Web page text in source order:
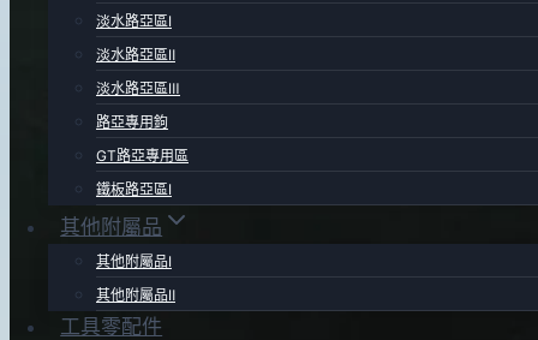
淡水路亞區Ⅰ
淡水路亞區Ⅱ
淡水路亞區Ⅲ
路亞專用鉤
GT路亞專用區
鐵板路亞區Ⅰ
其他附屬品
其他附屬品Ⅰ
其他附屬品Ⅱ
工具零配件